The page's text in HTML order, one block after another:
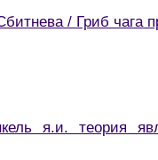
/ Гриб чага
я.и. теория